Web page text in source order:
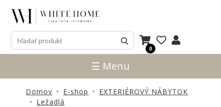
0
3D
NÁVRHY
NOVINKY
PRODUKTY
☰ Menu
Domov E-shop
EXTERIÉROVÝ NÁBYTOK
Ležadlá